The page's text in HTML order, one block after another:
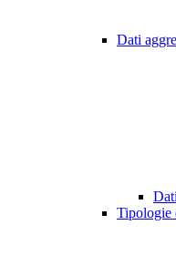
Dati
Tipologie